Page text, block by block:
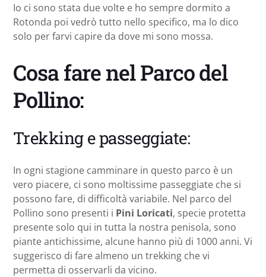
Io ci sono stata due volte e ho sempre dormito a
Rotonda poi vedrò tutto nello specifico, ma lo dico
solo per farvi capire da dove mi sono mossa.
Cosa fare nel Parco del
Pollino:
Trekking e passeggiate:
In ogni stagione camminare in questo parco è un
vero piacere, ci sono moltissime passeggiate che si
possono fare, di difficoltà variabile. Nel parco del
Pollino sono presenti i Pini Loricati, specie protetta
presente solo qui in tutta la nostra penisola, sono
piante antichissime, alcune hanno più di 1000 anni. Vi
suggerisco di fare almeno un trekking che vi
permetta di osservarli da vicino.